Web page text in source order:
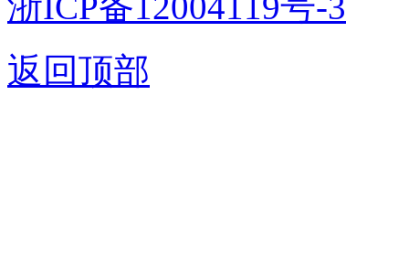
返回顶部